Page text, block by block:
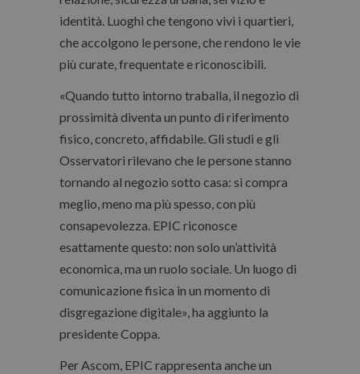
identità. Luoghi che tengono vivi i quartieri,
che accolgono le persone, che rendono le vie
più curate, frequentate e riconoscibili.
«Quando tutto intorno traballa, il negozio di
prossimità diventa un punto di riferimento
fisico, concreto, affidabile. Gli studi e gli
Osservatori rilevano che le persone stanno
tornando al negozio sotto casa: si compra
meglio, meno ma più spesso, con più
consapevolezza. EPIC riconosce
esattamente questo: non solo un’attività
economica, ma un ruolo sociale. Un luogo di
comunicazione fisica in un momento di
disgregazione digitale», ha aggiunto la
presidente Coppa.
Per Ascom, EPIC rappresenta anche un